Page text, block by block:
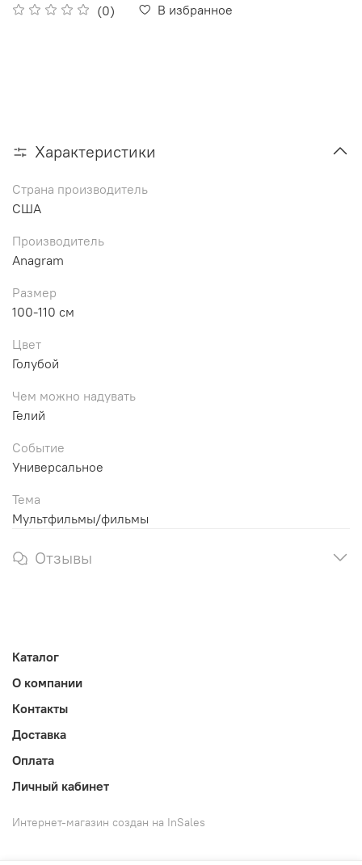
(0) В избранное
Характеристики
Страна производитель
США
Производитель
Anagram
Размер
100-110 см
Цвет
Голубой
Чем можно надувать
Гелий
Событие
Универсальное
Тема
Мультфильмы/фильмы
Отзывы
Каталог
О компании
Контакты
Доставка
Оплата
Личный кабинет
Интернет-магазин создан на InSales